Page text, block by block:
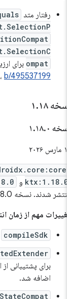
رفتار متد equals()
ositionCompat
ompatبرای
،b/495537199
)
۱ .۱۸
۱ .۱۸.۰
ktx:1.18.0و
شدند. نسخه 1.18.0 شامل
مهم از زمان انتشار
compileSdk از API 36 به API 36.1 تغییر کرد
برای پشتیبانی از
اضافه شد.